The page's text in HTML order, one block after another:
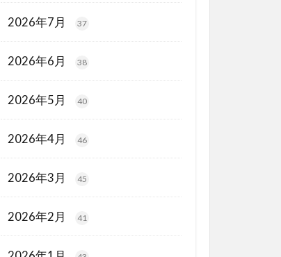
2026年7月 37
2026年6月 38
2026年5月 40
2026年4月 46
2026年3月 45
2026年2月 41